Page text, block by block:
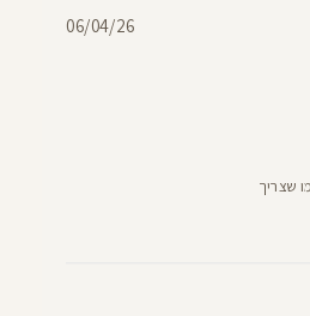
שצריך
תאריך06/04/26